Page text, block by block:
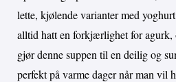
lette, kjølende varianter med
alltid hatt en forkjærlighet for agurk,
gjør denne suppen til en deilig og
perfekt på varme dager når man vil